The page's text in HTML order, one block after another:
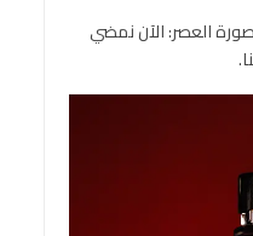
العصر: الآن نمضي